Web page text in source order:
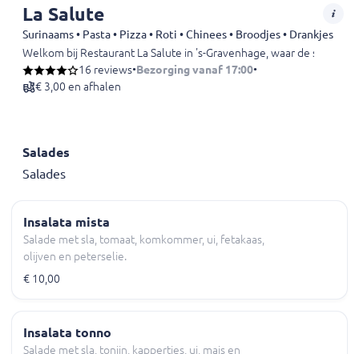
La Salute
Surinaams • Pasta • Pizza • Roti • Chinees • Broodjes • Drankjes
Welkom bij Restaurant La Salute in 's-Gravenhage, waar de
16 reviews•Bezorging vanaf 17:00•
€ 3,00 en afhalen
Salades
Salades
Insalata mista
Salade met sla, tomaat, komkommer, ui, fetakaas,
olijven en peterselie.
€ 10,00
Insalata tonno
Salade met sla, tonijn, kappertjes, ui, mais en